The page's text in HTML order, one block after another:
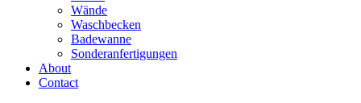
Wände
Waschbecken
Badewanne
Sonderanfertigungen
About
Contact